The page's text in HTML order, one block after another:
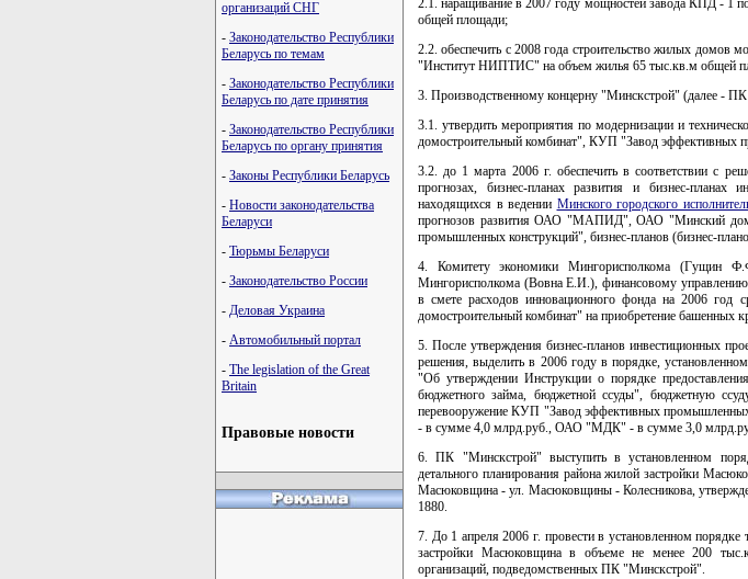
организаций СНГ
- Законодательство Республики
Беларусь по темам
- Законодательство Республики
Беларусь по дате принятия
- Законодательство Республики
Беларусь по органу принятия
- Законы Республики Беларусь
- Новости законодательства
Беларуси
- Тюрьмы Беларуси
- Законодательство России
- Деловая Украина
- Автомобильный портал
- The legislation of the Great
Britain
Правовые новости
общей площади;
2.2. обеспечить с 2008 года строительство жилых домов
"Институт НИПТИС" на объем жилья 65 тыс.кв.м общей
3. Производственному концерну "Минскстрой" (далее -
3.1. утвердить мероприятия по модернизации и
домостроительный комбинат", КУП "Завод эффективных
3.2. до 1 марта 2006 г. обеспечить в соответствии с
прогнозах, бизнес-планах развития и бизнес-планах
находящихся в ведении Минского городского
прогнозов развития ОАО "МАПИД", ОАО "Минский
промышленных конструкций", бизнес-планов (бизнес-
4. Комитету экономики Мингорисполкома (Гущин
Мингорисполкома (Вовна Е.И.), финансовому
в смете расходов инновационного фонда на 2006
домостроительный комбинат" на приобретение башенных
5. После утверждения бизнес-планов инвестиционных
решения, выделить в 2006 году в порядке,
"Об утверждении Инструкции о порядке
бюджетного займа, бюджетной ссуды", бюджетную
перевооружение КУП "Завод эффективных
- в сумме 4,0 млрд.руб., ОАО "МДК" - в сумме 3,0
6. ПК "Минскстрой" выступить в установленном
детального планирования района жилой застройки
Масюковщина - ул. Масюковщины - Колесникова,
1880.
7. До 1 апреля 2006 г. провести в установленном
застройки Масюковщина в объеме не менее 200
организаций, подведомственных ПК "Минскстрой".